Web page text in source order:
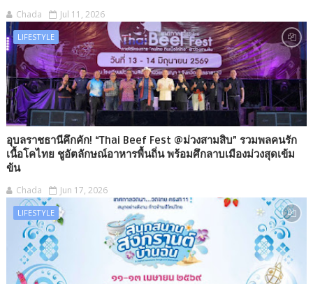
Chada Jul 11, 2026
LIFESTYLE
อุบลราชธานีคึกคัก! “Thai Beef Fest @ม่วงสามสิบ” รวมพลคนรัก
เนื้อโคไทย ชูอัตลักษณ์อาหารพื้นถิ่น พร้อมศึกลาบเมืองม่วงสุดเข้ม
ข้น
Chada Jun 17, 2026
LIFESTYLE